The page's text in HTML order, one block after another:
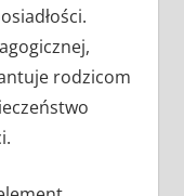
rodzicom